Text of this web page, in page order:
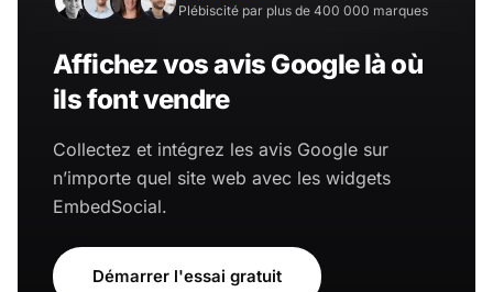
Plébiscité par plus de 400 000 marques
Affichez vos avis Google là où
ils font vendre
Collectez et intégrez les avis Google sur
n’importe quel site web avec les widgets
EmbedSocial.
Démarrer l'essai gratuit